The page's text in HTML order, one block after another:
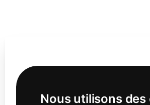
Nous utilisons
Téléchargez